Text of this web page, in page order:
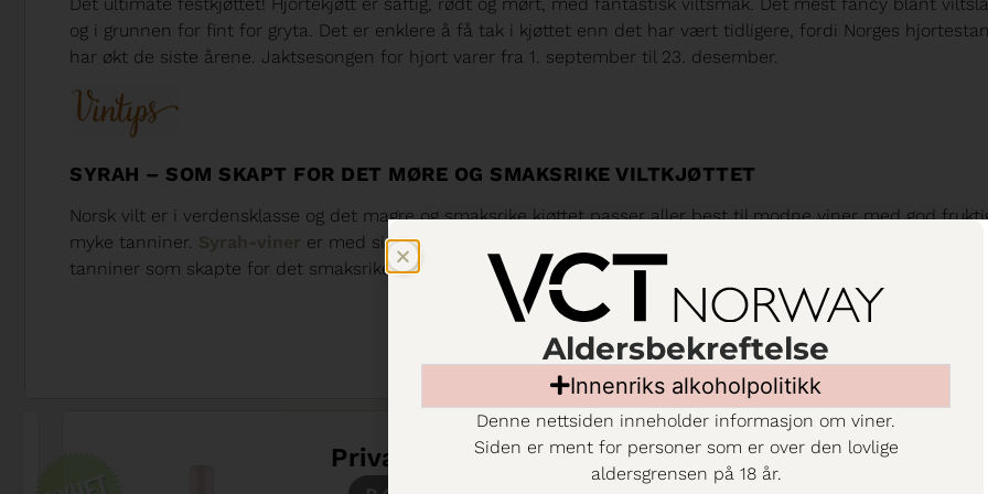
og i grunnen for fint for gryta. Det er enklere å få tak i kjøttet enn det har vært tidligere, fordi Norges
har økt de siste årene. Jaktsesongen for hjort varer fra 1. september til 23. desember.
SYRAH – SOM SKAPT FOR DET MØRE OG SMAKSRIKE VILTKJØTTET
Norsk vilt er i verdensklasse og det magre og smaksrike kjøttet passer aller best til modne viner med god
myke tanniner. Syrah-viner er med sin rike fruktkarakter og innslag av pepper og ikke minst sin friske syre og
tanniner som skapte for det smaksrike og møre viltkjøttet.
Privat: Mirabeau Etoile Provence Rosé
Aldersbekreftelse
Innenriks alkoholpolitikk
Denne nettsiden inneholder informasjon om viner.
Siden er ment for personer som er over den lovlige
aldersgrensen på 18 år.